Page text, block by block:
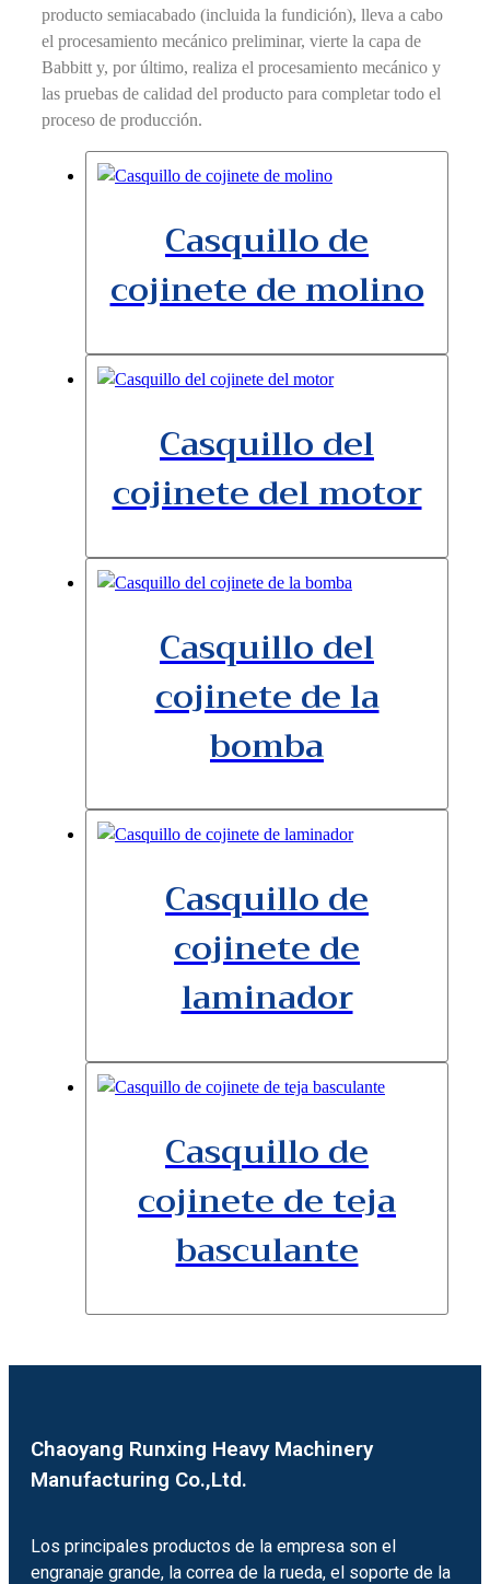
producto semiacabado (incluida la fundición), lleva a cabo
el procesamiento mecánico preliminar, vierte la capa de
Babbitt y, por último, realiza el procesamiento mecánico y
las pruebas de calidad del producto para completar todo el
proceso de producción.
Casquillo de
cojinete de molino
Casquillo del
cojinete del motor
Casquillo del
cojinete de la
bomba
Casquillo de
cojinete de
laminador
Casquillo de
cojinete de teja
basculante
Chaoyang Runxing Heavy Machinery
Manufacturing Co.,Ltd.
Los principales productos de la empresa son el
engranaje grande, la correa de la rueda, el soporte de la